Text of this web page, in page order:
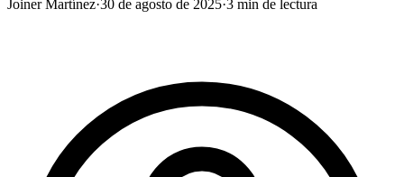
Joiner Martínez·30 de agosto de 2025·3 min de lectura